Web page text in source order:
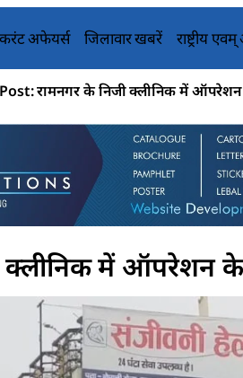
करंट अफेयर्स जिलावार खबरें राष्ट्रीय एवम्
Post: रामनगर के निजी क्लीनिक में ऑपरेशन
में ऑपरेशन के